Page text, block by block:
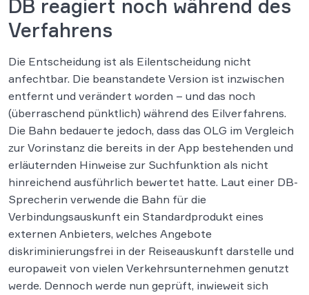
DB reagiert noch während des
Verfahrens
Die Entscheidung ist als Eilentscheidung nicht
anfechtbar. Die beanstandete Version ist inzwischen
entfernt und verändert worden – und das noch
(überraschend pünktlich) während des Eilverfahrens.
Die Bahn bedauerte jedoch, dass das OLG im Vergleich
zur Vorinstanz die bereits in der App bestehenden und
erläuternden Hinweise zur Suchfunktion als nicht
hinreichend ausführlich bewertet hatte. Laut einer DB-
Sprecherin verwende die Bahn für die
Verbindungsauskunft ein Standardprodukt eines
externen Anbieters, welches Angebote
diskriminierungsfrei in der Reiseauskunft darstelle und
europaweit von vielen Verkehrsunternehmen genutzt
werde. Dennoch werde nun geprüft, inwieweit sich